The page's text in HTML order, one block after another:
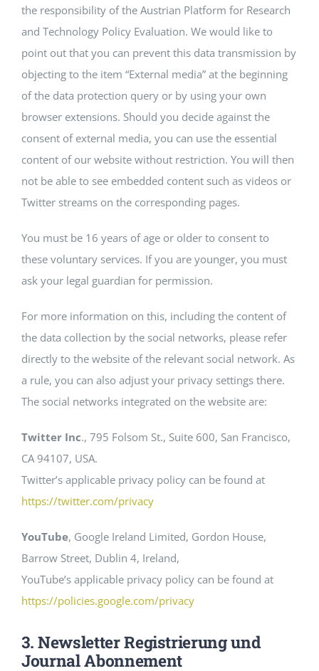
the responsibility of the Austrian Platform for Research
and Technology Policy Evaluation. We would like to
point out that you can prevent this data transmission by
objecting to the item “External media” at the beginning
of the data protection query or by using your own
browser extensions. Should you decide against the
consent of external media, you can use the essential
content of our website without restriction. You will then
not be able to see embedded content such as videos or
Twitter streams on the corresponding pages.
You must be 16 years of age or older to consent to
these voluntary services. If you are younger, you must
ask your legal guardian for permission.
For more information on this, including the content of
the data collection by the social networks, please refer
directly to the website of the relevant social network. As
a rule, you can also adjust your privacy settings there.
The social networks integrated on the website are:
Twitter Inc., 795 Folsom St., Suite 600, San Francisco,
CA 94107, USA.
Twitter’s applicable privacy policy can be found at
https://twitter.com/privacy
YouTube, Google Ireland Limited, Gordon House,
Barrow Street, Dublin 4, Ireland,
YouTube’s applicable privacy policy can be found at
https://policies.google.com/privacy
3. Newsletter Registrierung und
Journal Abonnement